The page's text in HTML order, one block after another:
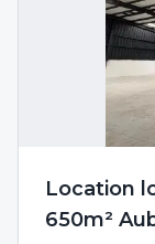
Location
650m²